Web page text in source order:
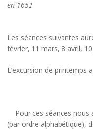
en 1652
Les séances suivantes
février, 11 mars, 8 avril,
L’excursion de printemps
Pour ces séances nous
(par ordre alphabétique),